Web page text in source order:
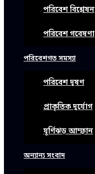
পরিবেশ বিশ্লেষন
পরিবেশ গবেষণা
পরিবেশগত সমস্যা
পরিবেশ দূষণ
প্রাকৃতিক দুর্যোগ
ঘূর্ণিঝড় আম্ফান
অন্যান্য সংবাদ